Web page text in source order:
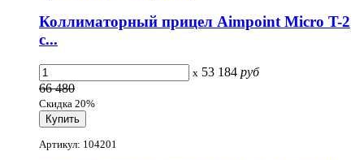
Коллиматорный прицел Aimpoint Micro T-2
с...
x 53 184 руб
66 480
Скидка 20%
Артикул: 104201